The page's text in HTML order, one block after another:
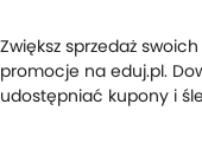
Zwiększ sprzedaż
promocje na eduj.pl.
udostępniać kupony i